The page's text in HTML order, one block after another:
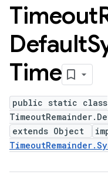
Timeout
Default
Time
public static class
extends Object